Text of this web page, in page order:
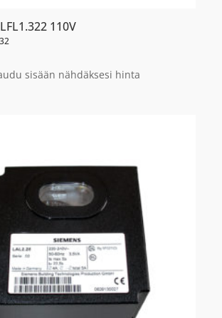
110V
sisään nähdäksesi hinta